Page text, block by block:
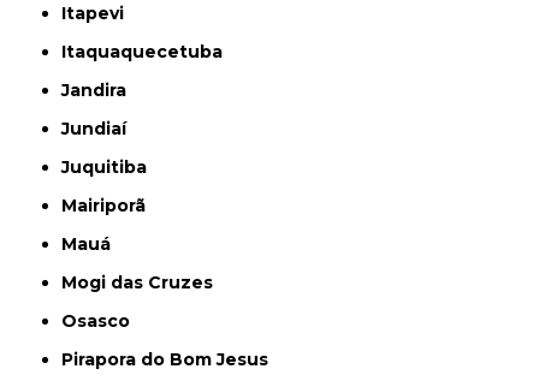
Itapevi
Itaquaquecetuba
Jandira
Jundiaí
Juquitiba
Mairiporã
Mauá
Mogi das Cruzes
Osasco
Pirapora do Bom Jesus